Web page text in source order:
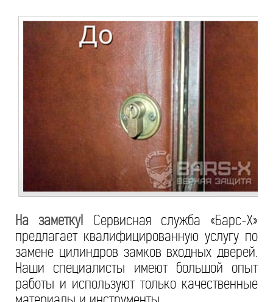
На заметку! Сервисная служба «Барс-Х»
предлагает квалифицированную услугу по
замене цилиндров замков входных дверей.
Наши специалисты имеют большой опыт
работы и используют только качественные